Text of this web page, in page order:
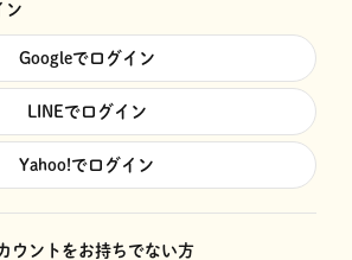
ン
Googleでログイン
LINEでログイン
Yahoo!でログイン
ウントをお持ちでない方